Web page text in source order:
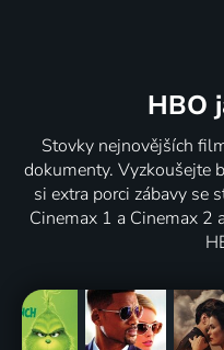
HBO
Stovky nejnovějších
dokumenty. Vyzkoušejte
si extra porci zábavy se
Cinemax 1 a Cinemax 2